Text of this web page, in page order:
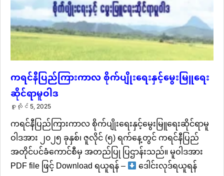
ကရင်နီပြည်ကြားကာလ စိုက်ပျိုးရေးနှင့်မွေးမြူရေး
ဆိုင်ရာမူဝါဒ
ဇူလိုင် 5, 2025
ကရင်နီပြည်ကြားကာလ စိုက်ပျိုးရေးနှင့်မွေးမြူရေးဆိုင်ရာမူ
ဝါဒအား ၂၀၂၅ ခုနှစ်၊ ဇူလိုင် (၅) ရက်နေ့တွင် ကရင်နီပြည်
အတိုင်ပင်ခံကောင်စီမှ အတည်ပြု ပြဌာန်းသည်။ မူဝါဒအား
PDF file ဖြင့် Download ရယူရန် –
ဒေါင်းလုဒ်ရယူရန်